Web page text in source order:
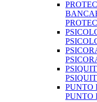
PUNTO
PUNTO